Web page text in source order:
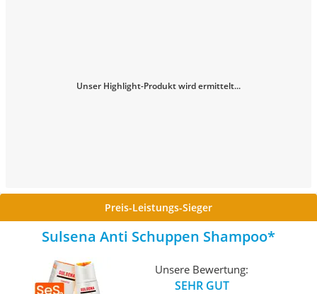
Unser Highlight-Produkt wird ermittelt...
Preis-Leistungs-Sieger
Sulsena Anti Schuppen Shampoo
Unsere Bewertung:
SEHR GUT